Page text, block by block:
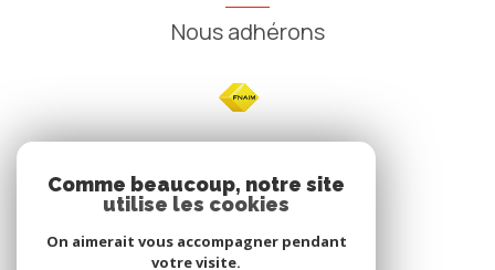
Nous adhérons
NOS
Comme beaucoup, notre site
utilise les cookies
On aimerait vous accompagner pendant
votre visite.